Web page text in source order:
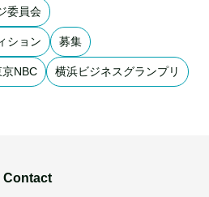
委員会
ション 募集
京NBC 横浜ビジネスグランプリ
Contact